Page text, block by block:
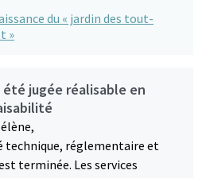
du « jardin des tout-
»
jugée réalisable en
technique, réglementaire et
terminée. Les services